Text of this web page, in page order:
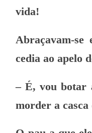
vida!
Abraçavam-se
cedia ao apelo
– É, vou botar
morder a casca